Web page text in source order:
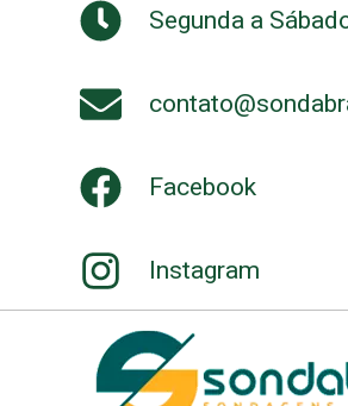
Segunda a
Facebook
Instagram